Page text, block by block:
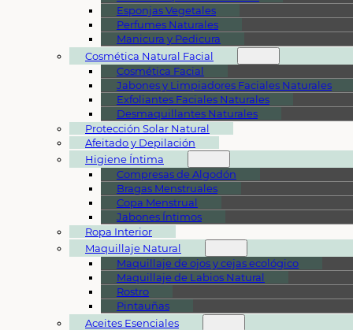
Esponjas Vegetales
Perfumes Naturales
Manicura y Pedicura
Cosmética Natural Facial
Cosmética Facial
Jabones y Limpiadores Faciales Naturales
Exfoliantes Faciales Naturales
Desmaquillantes Naturales
Protección Solar Natural
Afeitado y Depilación
Higiene Íntima
Compresas de Algodón
Bragas Menstruales
Copa Menstrual
Jabones Íntimos
Ropa Interior
Maquillaje Natural
Maquillaje de ojos y cejas ecológico
Maquillaje de Labios Natural
Rostro
Pintauñas
Aceites Esenciales